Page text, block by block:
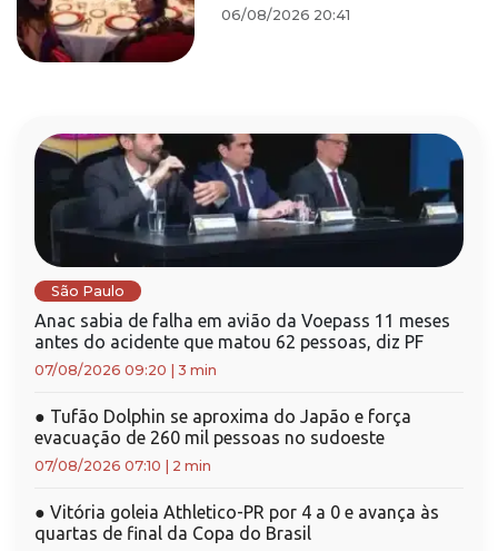
06/08/2026 20:41
São Paulo
Anac sabia de falha em avião da Voepass 11 meses
antes do acidente que matou 62 pessoas, diz PF
07/08/2026 09:20 3 min
● Tufão Dolphin se aproxima do Japão e força
evacuação de 260 mil pessoas no sudoeste
07/08/2026 07:10 2 min
● Vitória goleia Athletico-PR por 4 a 0 e avança às
quartas de final da Copa do Brasil